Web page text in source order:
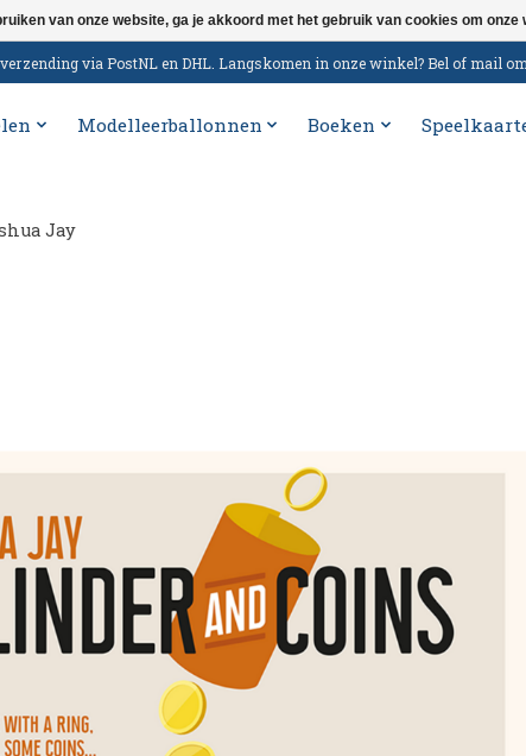
via PostNL en DHL. Langskomen in onze winkel? Bel of mail
Modelleerballonnen Boeken
Jay
van onze website, ga je akkoord met het gebruik van cookies om